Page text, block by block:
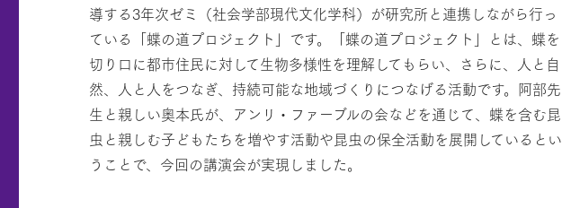
導する3年次ゼミ（社会学部現代文化学科）が研究所と連携しながら行っ
ている「蝶の道プロジェクト」です。「蝶の道プロジェクト」とは、蝶を
切り口に都市住民に対して生物多様性を理解してもらい、さらに、人と自
然、人と人をつなぎ、持続可能な地域づくりにつなげる活動です。阿部先
生と親しい奥本氏が、アンリ・ファーブルの会などを通じて、蝶を含む昆
虫と親しむ子どもたちを増やす活動や昆虫の保全活動を展開しているとい
うことで、今回の講演会が実現しました。